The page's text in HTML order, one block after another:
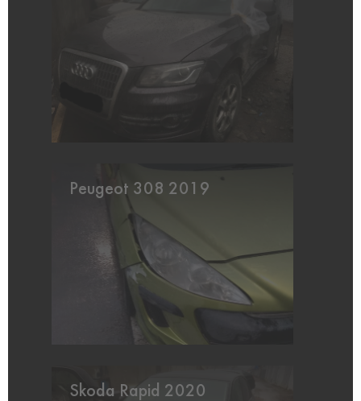
Peugeot 308 2019
Skoda Rapid 2020